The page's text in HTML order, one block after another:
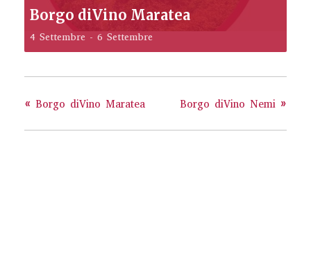
Borgo diVino Maratea
4 Settembre - 6 Settembre
« Borgo diVino Maratea Borgo diVino Nemi »